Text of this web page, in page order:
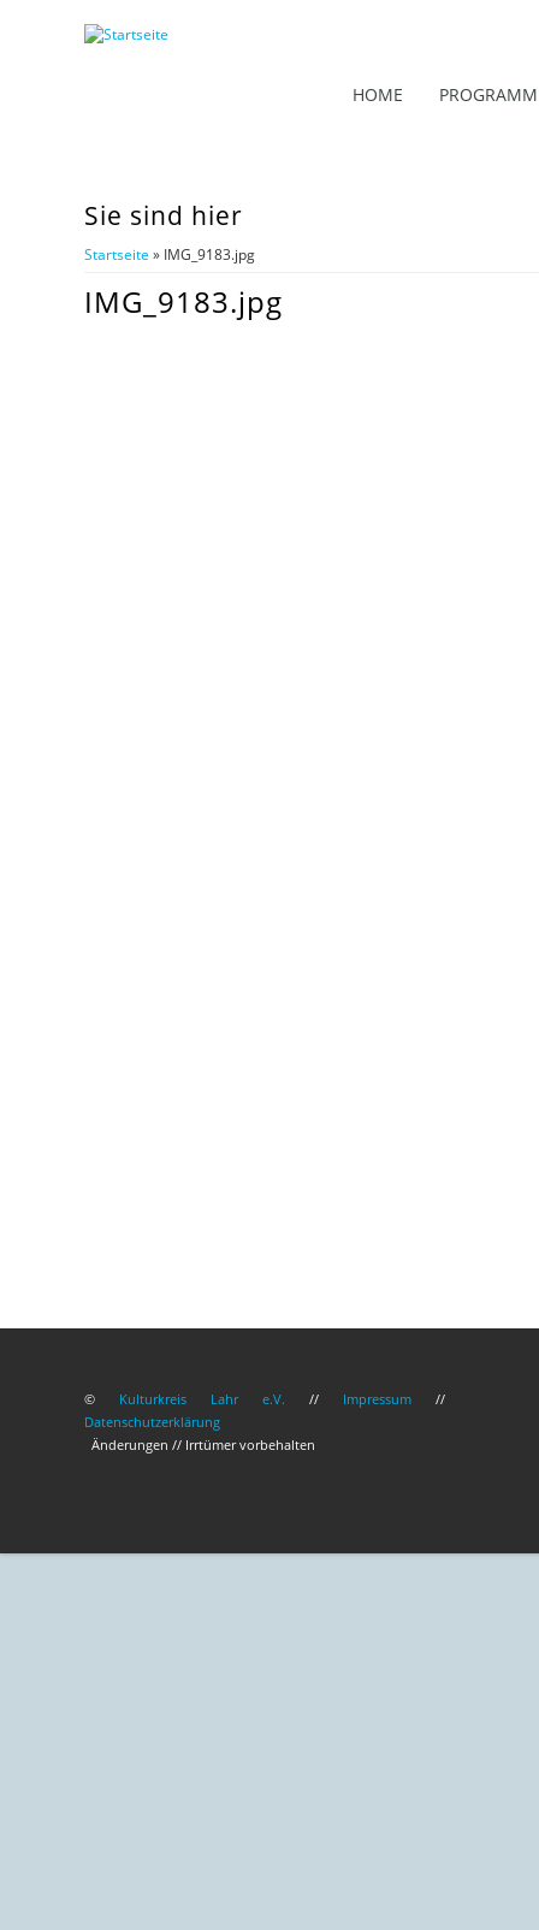
HOME PROGRAMM
Sie sind hier
Startseite » IMG_9183.jpg
IMG_9183.jpg
© Kulturkreis Lahr e.V. // Impressum //
Datenschutzerklärung
Änderungen // Irrtümer vorbehalten